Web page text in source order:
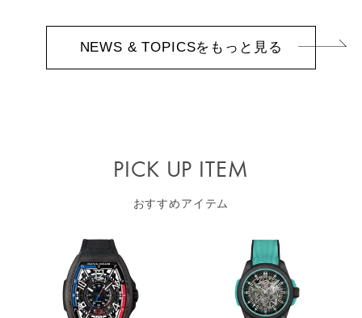
NEWS & TOPICSをもっと見る
PICK UP ITEM
おすすめアイテム